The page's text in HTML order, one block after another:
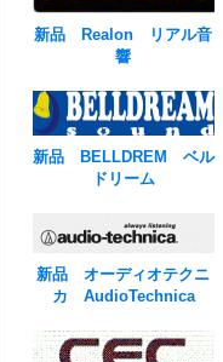
新品 Realon リアル音
響
新品 BELLDREM ベル
ドリーム
新品 オーディオテクニ
カ AudioTechnica